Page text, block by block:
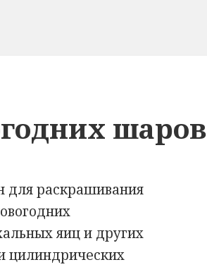
шаров
для раскрашивания
яиц и других
цилиндрических